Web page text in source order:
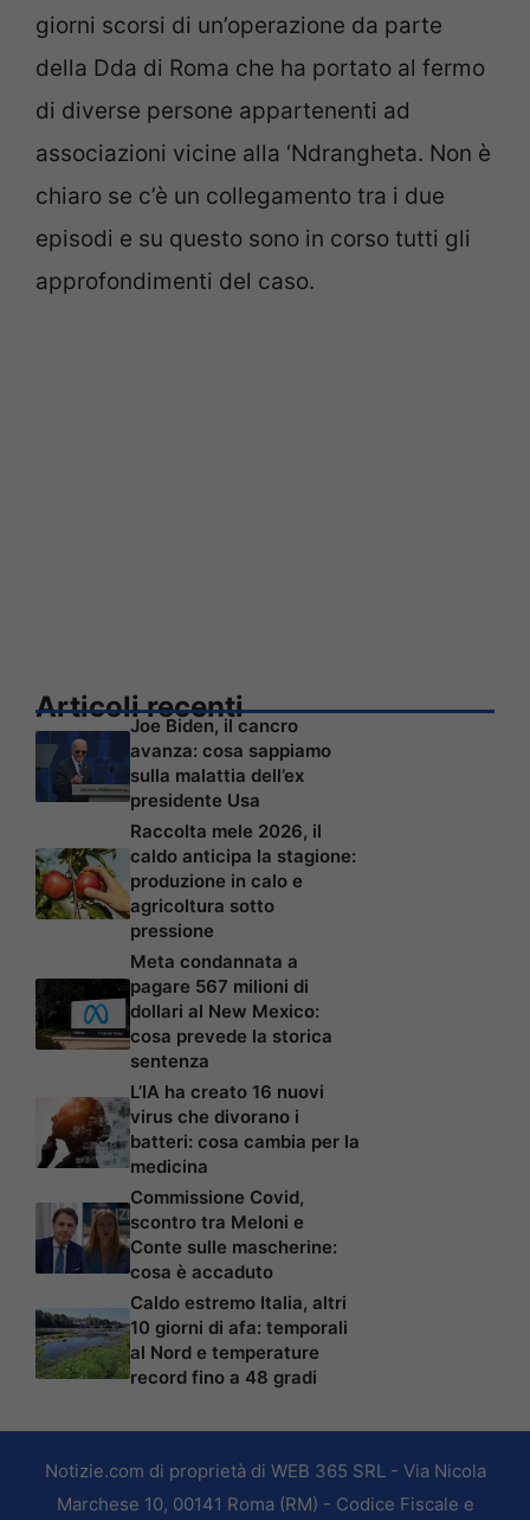
giorni scorsi di un’operazione da parte
della Dda di Roma che ha portato al fermo
di diverse persone appartenenti ad
associazioni vicine alla ‘Ndrangheta. Non è
chiaro se c’è un collegamento tra i due
episodi e su questo sono in corso tutti gli
approfondimenti del caso.
Articoli recenti
Joe Biden, il cancro
avanza: cosa sappiamo
sulla malattia dell’ex
presidente Usa
Raccolta mele 2026, il
caldo anticipa la stagione:
produzione in calo e
agricoltura sotto
pressione
Meta condannata a
pagare 567 milioni di
dollari al New Mexico:
cosa prevede la storica
sentenza
L’IA ha creato 16 nuovi
virus che divorano i
batteri: cosa cambia per la
medicina
Commissione Covid,
scontro tra Meloni e
Conte sulle mascherine:
cosa è accaduto
Caldo estremo Italia, altri
10 giorni di afa: temporali
al Nord e temperature
record fino a 48 gradi
Notizie.com di proprietà di WEB 365 SRL - Via Nicola
Marchese 10, 00141 Roma (RM) - Codice Fiscale e